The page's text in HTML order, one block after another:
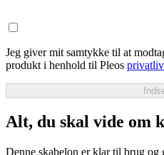
Jeg giver mit samtykke til at
produkt i henhold til Pleos
Alt, du skal vide om
Denne skabelon er klar til brug og